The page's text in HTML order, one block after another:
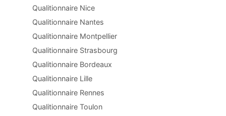
Qualitionnaire Nice
Qualitionnaire Nantes
Qualitionnaire Montpellier
Qualitionnaire Strasbourg
Qualitionnaire Bordeaux
Qualitionnaire Lille
Qualitionnaire Rennes
Qualitionnaire Toulon